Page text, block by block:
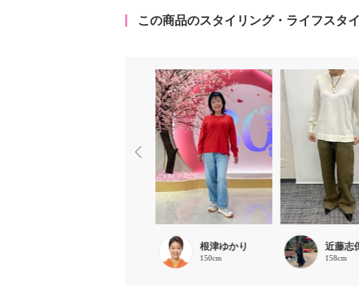
この商品のスタイリング・ライフスタ
根津ゆかり
150cm
近藤志
158cm